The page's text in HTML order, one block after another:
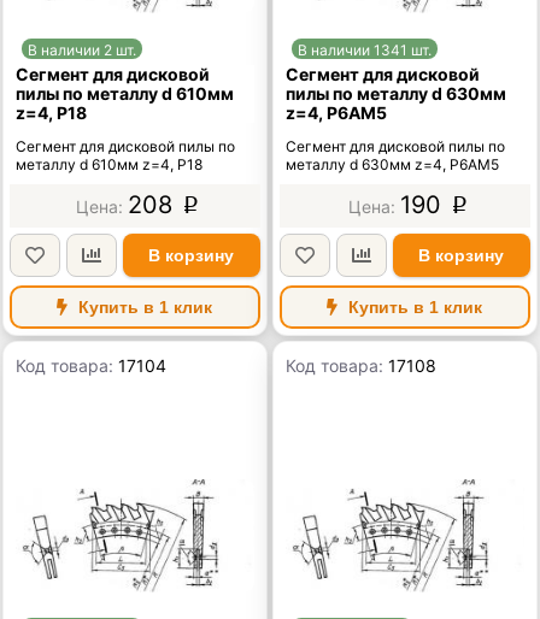
В наличии 2 шт.
Сегмент для дисковой
пилы по металлу d 610мм
z=4, Р18
Сегмент для дисковой пилы по
металлу d 610мм z=4, Р18
208 p
В корзину
Купить в 1 клик
В наличии 1341 шт.
Сегмент для дисковой
пилы по металлу d 630мм
z=4, Р6АМ5
Сегмент для дисковой пилы по
металлу d 630мм z=4, Р6АМ5
190 p
В корзину
Купить в 1 клик
Код товара:17104 Код товара:17108